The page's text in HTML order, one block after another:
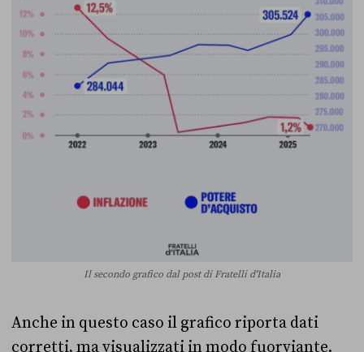
Il secondo grafico dal post di Fratelli d'Italia
Anche in questo caso il grafico riporta dati
corretti, ma visualizzati in modo fuorviante.